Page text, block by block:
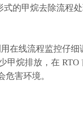
式的甲烷去除流程
在线流程监控仔
甲烷排放，在
害环境。